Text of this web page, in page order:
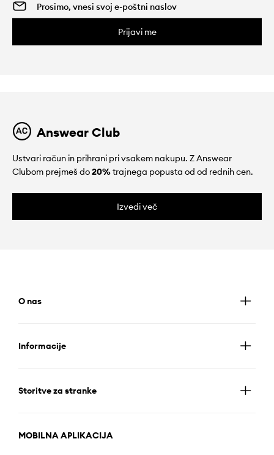
Prijavi me
Answear Club
Ustvari račun in prihrani pri vsakem nakupu. Z Answear
Clubom prejmeš do20%trajnega popusta od od rednih cen.
Izvedi več
O nas
Informacije
Storitve za stranke
MOBILNA APLIKACIJA